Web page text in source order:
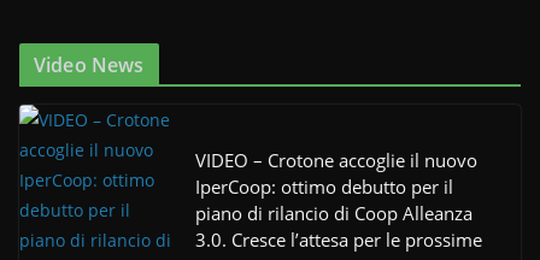
Video News
VIDEO – Crotone accoglie il nuovo
IperCoop: ottimo debutto per il
piano di rilancio di Coop Alleanza
3.0. Cresce l’attesa per le prossime